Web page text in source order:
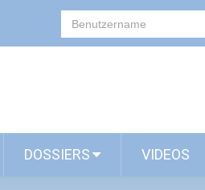
DOSSIERS VIDEOS